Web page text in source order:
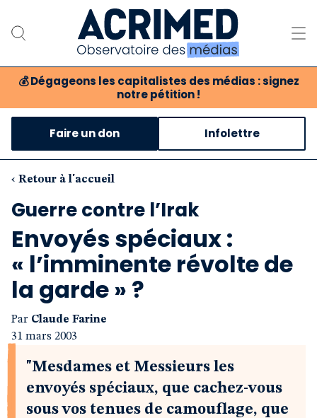
💰 Dégageons les capitalistes des médias : signez
notre pétition !
Notre association
Notre critique des médias
Nos propositions
Notre revue
Boutique
Faire un don Infolettre
‹ Retour à l'accueil
Guerre contre l’Irak
Envoyés spéciaux :
« l’imminente révolte de
la garde » ?
Par Claude Farine
31 mars 2003
"Mesdames et Messieurs les
envoyés spéciaux, que cachez-vous
sous vos tenues de camouflage, que